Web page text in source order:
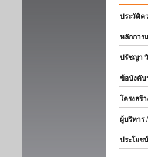
ประวัติคว
หลักการแ
ปรัชญา วิ
ข้อบังคับฯ
โครงสร้า
ผู้บริหาร /
ประโยชน์